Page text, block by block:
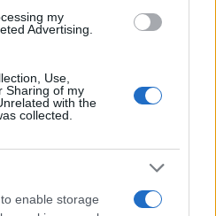
my
Advertising.
Use,
Sharing of my
with the
collected.
enable storage
tantissimi e abbiamo un
entrare e mai più uscire.
fuori ed espropriati i
sociale: che hanno di
quelli che lo
le orecchie. Furbi,